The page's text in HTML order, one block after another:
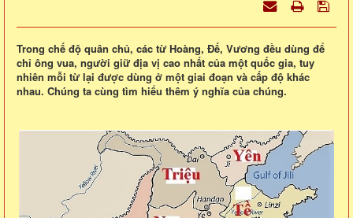
Trong chế độ quân chủ, các từ Hoàng, Đế, Vương đều dùng để
chỉ ông vua, người giữ địa vị cao nhất của một quốc gia, tuy
nhiên mỗi từ lại được dùng ở một giai đoạn và cấp độ khác
nhau. Chúng ta cùng tìm hiểu thêm ý nghĩa của chúng.